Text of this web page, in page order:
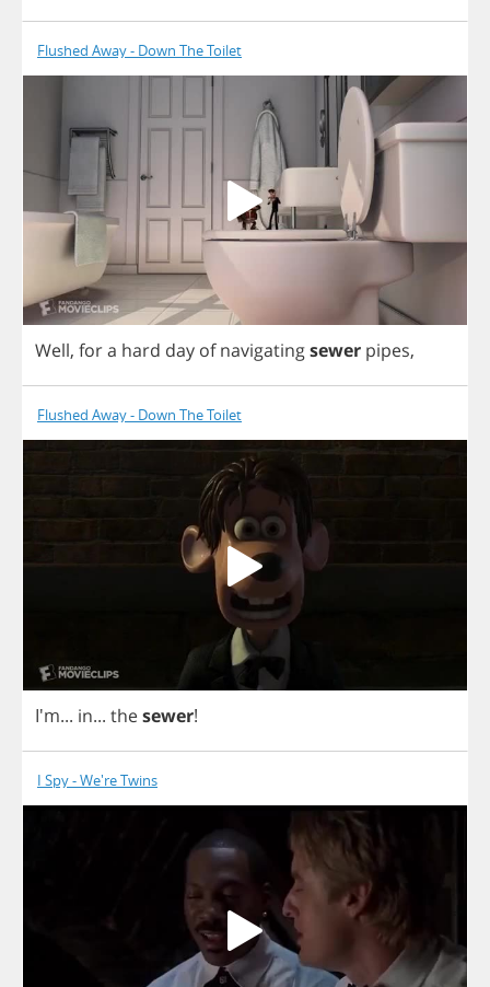
Flushed Away - Down The Toilet
Well, fora hard day of navigatingsewer pipes,
Flushed Away - Down The Toilet
I'm... in... thesewer!
I Spy - We're Twins